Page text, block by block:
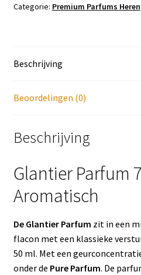
aantal
Categorie: Premium Parfums Heren
Beschrijving
Beoordelingen (0)
Beschrijving
Glantier Parfum
Aromatisch
De Glantier Parfum zit in een
flacon met een klassieke
50 ml. Met een
onder de Pure Parfum. De